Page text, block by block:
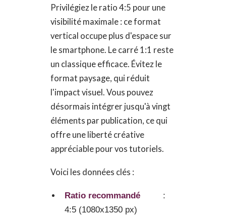
Privilégiez le ratio 4:5 pour une
visibilité maximale : ce format
vertical occupe plus d'espace sur
le smartphone. Le carré 1:1 reste
un classique efficace. Évitez le
format paysage, qui réduit
l'impact visuel. Vous pouvez
désormais intégrer jusqu'à vingt
éléments par publication, ce qui
offre une liberté créative
appréciable pour vos tutoriels.
Voici les données clés :
Ratio recommandé
:
4:5 (1080x1350 px)